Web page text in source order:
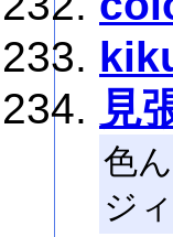
見
色
ジ